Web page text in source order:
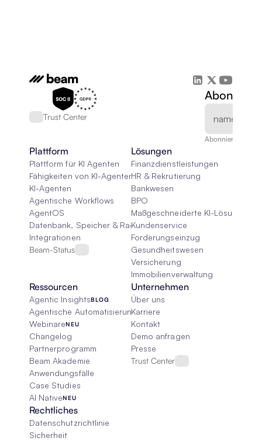
Trust Center
Abonnieren Sie
Plattform
Plattform für KI Agenten
Fähigkeiten von KI-Agenten
KI-Agenten
Agentische Workflows
AgentOS
Datenbank, Speicher & Rag
Integrationen
Beam-Status
Lösungen
Finanzdienstleistungen
HR & Rekrutierung
Bankwesen
BPO
Maßgeschneiderte KI-Lösungen
Kundenservice
Forderungseinzug
Gesundheitswesen
Versicherung
Immobilienverwaltung
Ressourcen
Agentic InsightsBLOG
Agentische Automatisierung 101
WebinareNEU
Changelog
Partnerprogramm
Beam Akademie
Anwendungsfälle
Case Studies
AI NativeNEU
Unternehmen
Über uns
Karriere
Kontakt
Demo anfragen
Presse
Trust Center
Rechtliches
Datenschutzrichtlinie
Sicherheit